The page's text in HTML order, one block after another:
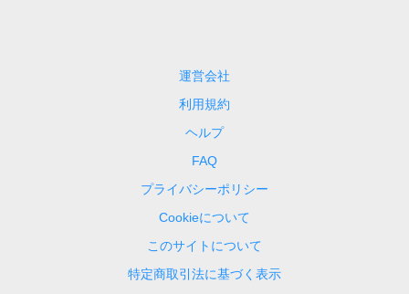
運営会社
利用規約
ヘルプ
FAQ
プライバシーポリシー
Cookieについて
このサイトについて
特定商取引法に基づく表示